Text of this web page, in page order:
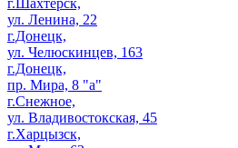
г.Шахтерск,
ул. Ленина, 22
г.Донецк,
ул. Челюскинцев, 163
г.Донецк,
пр. Мира, 8 "а"
г.Снежное,
ул. Владивостокская, 45
г.Харцызск,